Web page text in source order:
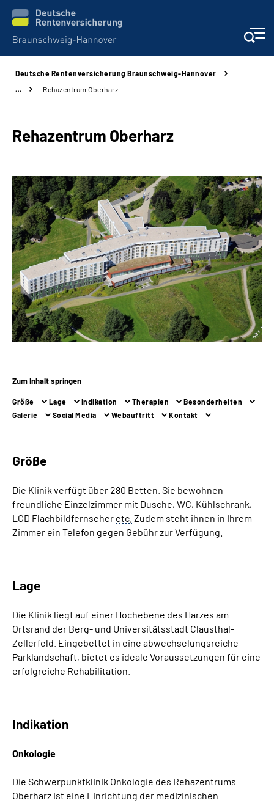
Karriere
Presse
Über uns
Online-Services
Inhalte in Gebärdensprache (DGS)
Suche
Deutsche Rentenversicherung Braunschweig-Hannover
…
Rehazentrum Oberharz
Rehazentrum Oberharz
Zum Inhalt springen
Größe Lage Indikation Therapien
Besonderheiten
Galerie
Social Media Webauftritt Kontakt
Größe
Die Klinik verfügt über 280 Betten. Sie bewohnen
freundliche Einzelzimmer mit Dusche, WC, Kühlschrank,
LCD Flachbildfernseher etc. Zudem steht ihnen in Ihrem
Zimmer ein Telefon gegen Gebühr zur Verfügung.
Lage
Die Klinik liegt auf einer Hochebene des Harzes am
Ortsrand der Berg- und Universitätsstadt Clausthal-
Zellerfeld. Eingebettet in eine abwechselungsreiche
Parklandschaft, bietet es ideale Voraussetzungen für eine
erfolgreiche Rehabilitation.
Indikation
Onkologie
Die Schwerpunktklinik Onkologie des Rehazentrums
Oberharz ist eine Einrichtung der medizinischen